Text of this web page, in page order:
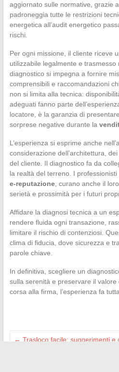
aggiornato sulle normative, grazie
padroneggia tutte le restrizioni
energetica all’audit energetico
rischi.
Per ogni missione, il cliente riceve
utilizzabile legalmente e trasmesso
diagnostico si impegna a fornire
comprensibili e raccomandazioni
non si limita alla tecnica:
adeguati fanno parte
locatore, è la garanzia di
sorprese negative durante la
L’esperienza si esprime anche
considerazione dell’architettura,
del cliente. Il diagnostico fa da
la realtà del terreno. I
e-reputazione, curano anche il loro
serietà e prossimità per i futuri
Affidare la diagnosi tecnica a un
rendere fluida ogni transazione,
limitare il rischio di contenziosi.
clima di fiducia, dove sicurezza e
parole chiave.
In definitiva, scegliere un
sulla serenità e preservare il
corsa alla firma, l’esperienza fa
← Trasloco facile: suggerimenti e